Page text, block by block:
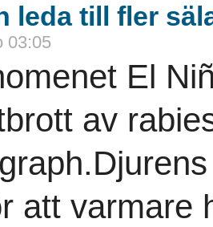
leda till fler
03:05
El
av
att varmare